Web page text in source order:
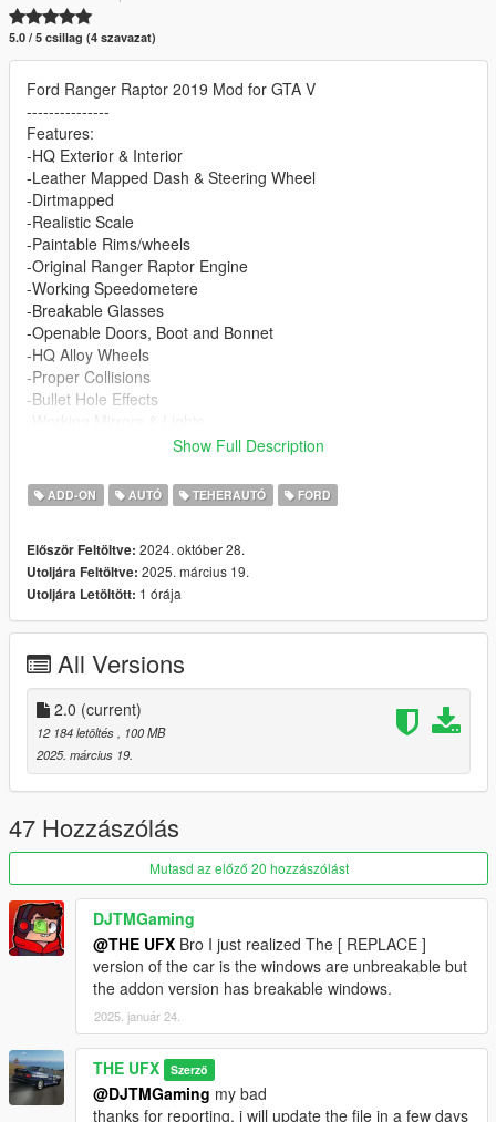
5.0 / 5 csillag (4 szavazat)
Ford Ranger Raptor 2019 Mod for GTA V
---------------
Features:
-HQ Exterior & Interior
-Leather Mapped Dash & Steering Wheel
-Dirtmapped
-Realistic Scale
-Paintable Rims/wheels
-Original Ranger Raptor Engine
-Working Speedometere
-Breakable Glasses
-Openable Doors, Boot and Bonnet
-HQ Alloy Wheels
-Proper Collisions
-Bullet Hole Effects
-Hands on Steering Wheel
---------------
Extras:
-Rear License Plate
-Front License Plate
---------------
Paints:
-[PAINT:4] Rims
---------------
Future Updates:
-Bug Fixes
---------------
Installation:
-Open folder "SP" and move "rangerufx" to
mods>update>x64>dlcpacks.
-Edit dlclist.xml in mods>update>update.rpf>common>data.
-Spawn with name: rangerufx.
---------------
Bugs:
-No known issues; report if found!
---------------
3D Model: Forza Horizon 4
Conversion to V: THE UFX
Pictures: LTKLVIV, HexR and id72mlxmlyesm
---------------
Download now and enhance your GTA V gameplay!
---------------
Show Full Description
ADD-ON AUTÓ TEHERAUTÓ FORD
Először Feltöltve: 2024. október 28.
Utoljára Feltöltve: 2025. március 19.
Utoljára Letöltött: 1 órája
All Versions
2.0 (current)
12 184 letöltés
, 100 MB
2025. március 19.
47 Hozzászólás
Mutasd az előző 20 hozzászólást
DJTMGaming
@THE UFX Bro I just realized The [ REPLACE ]
version of the car is the windows are unbreakable but
the addon version has breakable windows.
2025. január 24.
THE UFX Szerző
@DJTMGaming my bad
thanks for reporting, i will update the file in a few days